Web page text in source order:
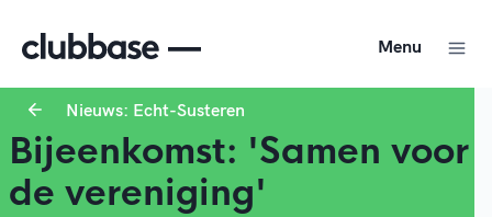
Menu
Nieuws: Echt-Susteren
Bijeenkomst: 'Samen voor
de vereniging'